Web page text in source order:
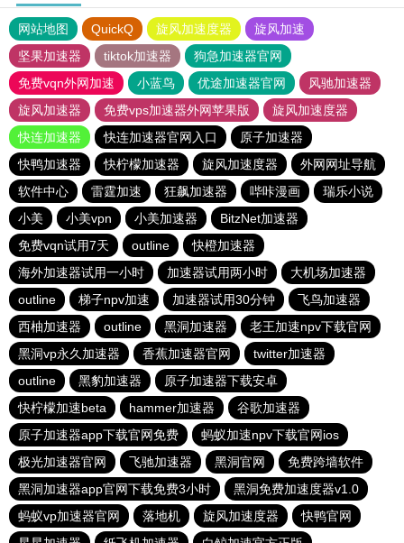
网站地图 QuickQ 旋风加速度器
旋风加速
坚果加速器
tiktok加速器
狗急加速器官网
免费vqn外网加速
小蓝鸟 优途加速器官网
风驰加速器
旋风加速器
免费vps加速器外网苹果版
旋风加速度器
快连加速器
快连加速器官网入口
原子加速器
快鸭加速器
快柠檬加速器 旋风加速度器
外网网址导航
软件中心
雷霆加速 狂飙加速器 哔咔漫画
瑞乐小说
小美
小美vpn 小美加速器
BitzNet加速器
免费vqn试用7天
outline
快橙加速器
海外加速器试用一小时
加速器试用两小时
大机场加速器
outline
梯子npv加速 加速器试用30分钟
飞鸟加速器
西柚加速器
outline 黑洞加速器
老王加速npv下载官网
黑洞vp永久加速器
香蕉加速器官网
twitter加速器
outline
黑豹加速器
原子加速器下载安卓
快柠檬加速beta
hammer加速器
谷歌加速器
原子加速器app下载官网免费
蚂蚁加速npv下载官网ios
极光加速器官网
飞驰加速器 黑洞官网
免费跨墙软件
黑洞加速器app官网下载免费3小时
黑洞免费加速度器v1.0
蚂蚁vp加速器官网
落地机 旋风加速度器
快鸭官网